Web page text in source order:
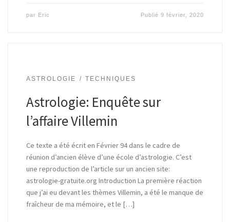
par Eric Publié9 février, 2020
ASTROLOGIE TECHNIQUES
Astrologie: Enquête sur
l’affaire Villemin
Ce texte a été écrit en Février 94 dans le cadre de
réunion d’ancien élève d’une école d’astrologie. C’est
une reproduction de l’article sur un ancien site:
astrologie-gratuite.org Introduction La première réaction
que j’ai eu devant les thèmes Villemin, a été le manque de
fraîcheur de ma mémoire, et le […]